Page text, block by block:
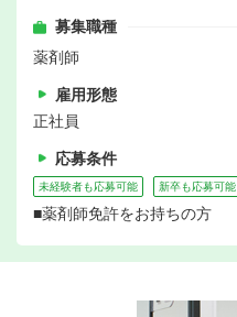
募集職種
薬剤師
雇用形態
正社員
応募条件
未経験者も応募可能 新卒も応募可能
■薬剤師免許をお持ちの方